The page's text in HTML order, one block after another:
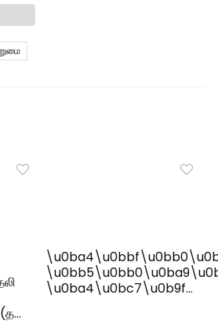
\u0ba4\u0bc7\u0b9f…